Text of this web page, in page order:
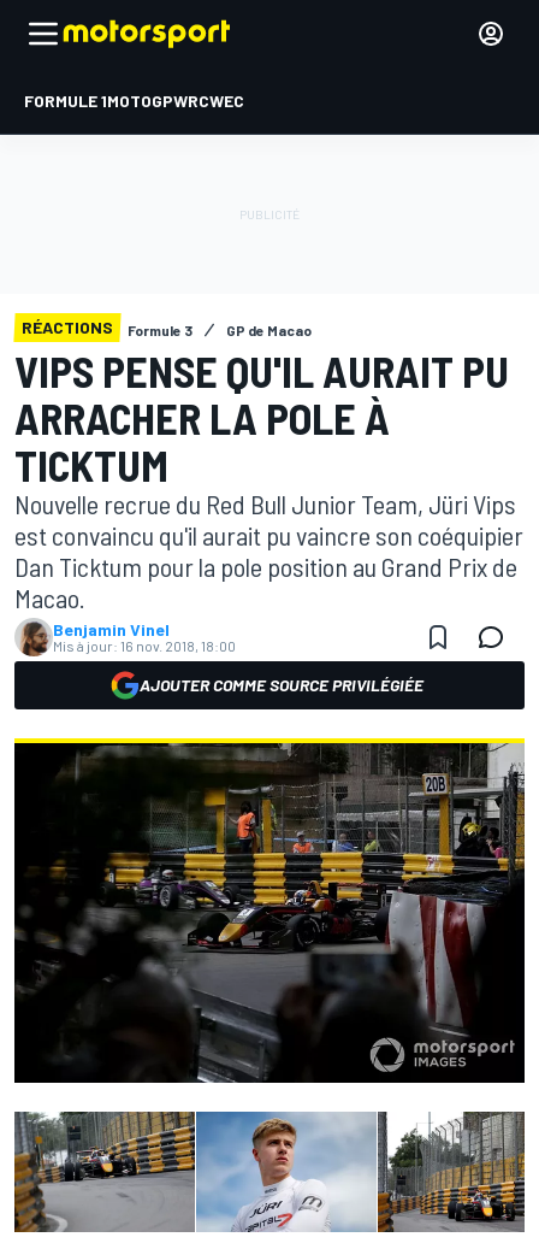
FORMULE 1MOTOGPWRCWEC
RÉACTIONS Formule 3 GP de Macao
VIPS PENSE QU'IL AURAIT PU
ARRACHER LA POLE À
TICKTUM
Nouvelle recrue du Red Bull Junior Team, Jüri Vips
est convaincu qu'il aurait pu vaincre son coéquipier
Dan Ticktum pour la pole position au Grand Prix de
Macao.
Benjamin Vinel
Mis à jour: 16 nov. 2018, 18:00
AJOUTER COMME SOURCE PRIVILÉGIÉE